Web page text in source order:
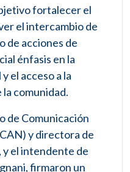
fortalecer el
el intercambio de
de acciones de
énfasis en la
el acceso a la
comunidad.
de Comunicación
y directora de
y el intendente de
firmaron un